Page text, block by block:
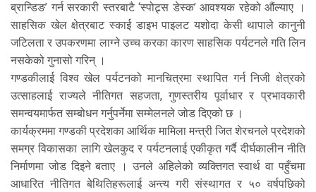
ब्रान्डिङ’ गर्न सरकारी स्तरबाटै ‘स्पोट्र्स डेस्क’ आवश्यक रहेको औंल्याए ।
साहसिक खेल क्षेत्रबाट स्काई डाइभ पाइलट यशोदा केसी थापाले कानुनी
जटिलता र उपकरणमा लाग्ने उच्च करका कारण साहसिक पर्यटनले गति लिन
नसकेको गुनासो गरिन् ।
गण्डकीलाई विश्व खेल पर्यटनको मानचित्रमा स्थापित गर्न निजी क्षेत्रको
उत्साहलाई राज्यले नीतिगत सहजता, गुणस्तरीय पूर्वाधार र प्रभावकारी
समन्वयमार्फत सम्बोधन गर्नुपर्नेमा सम्मेलनले जोड दिएको छ ।
कार्यक्रममा गण्डकी प्रदेशका आर्थिक मामिला मन्त्री जित शेरचनले प्रदेशको
समग्र विकासका लागि खेलकुद र पर्यटनलाई एकीकृत गर्दै दीर्घकालीन नीति
निर्माणमा जोड दिइने बताए । उनले अहिलेको व्यक्तिगत स्वार्थ वा पहुँचमा
आधारित नीतिगत बेथितिहरूलाई अन्त्य गरी संस्थागत र ५० वर्षपछिको